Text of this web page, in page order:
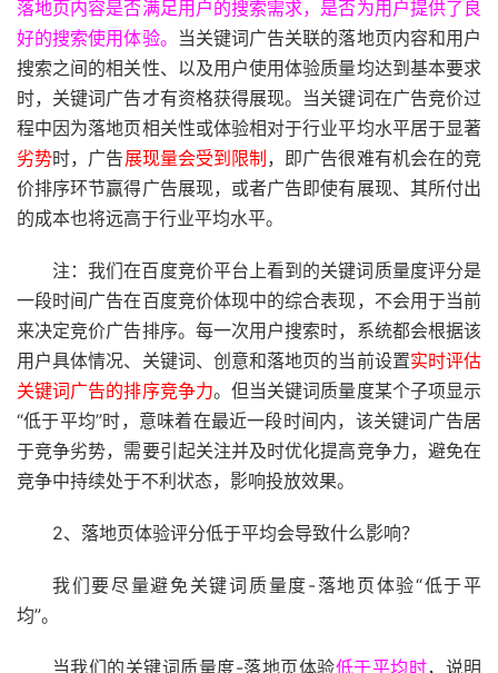
落地页内容是否满足用户的搜索需求，是否为用户提供了良
好的搜索使用体验。 当关键词广告关联的落地页内容和用户
搜索之间的相关性、以及用户使用体验质量均达到基本要求
时，关键词广告才有资格获得展现。当关键词在广告竞价过
程中因为落地页相关性或体验相对于行业平均水平居于显著
劣势时，广告展现量会受到限制 ，即广告很难有机会在的竞
价排序环节赢得广告展现，或者广告即使有展现、其所付出
的成本也将远高于行业平均水平。
注：我们在百度竞价平台上看到的关键词质量度评分是
一段时间广告在百度竞价体现中的综合表现，不会用于当前
来决定竞价广告排序。每一次用户搜索时，系统都会根据该
用户具体情况、关键词、创意和落地页的当前设置实时评估
关键词广告的排序竞争力。但当关键词质量度某个子项显示
“低于平均”时，意味着在最近一段时间内，该关键词广告居
于竞争劣势，需要引起关注并及时优化提高竞争力，避免在
竞争中持续处于不利状态，影响投放效果。
2、落地页体验评分低于平均会导致什么影响？
我们要尽量避免关键词质量度-落地页体验“低于平
均”。
当我们的关键词质量度-落地页体验低于平均时，说明